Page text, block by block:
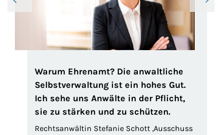
Warum Ehrenamt? Die anwaltliche
Selbstverwaltung ist ein hohes Gut.
Ich sehe uns Anwälte in der Pflicht,
sie zu stärken und zu schützen.
Rechtsanwältin Stefanie Schott Ausschuss